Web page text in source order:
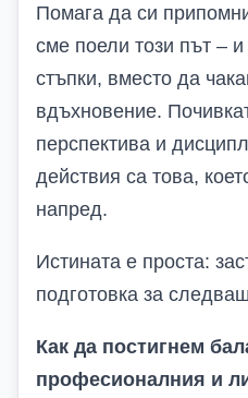
Помага да си
сме поели този път –
стъпки, вместо да
вдъхновение.
перспектива и
действия са това,
напред.
Истината е проста:
подготовка за
Как да постигнем
професионалния и